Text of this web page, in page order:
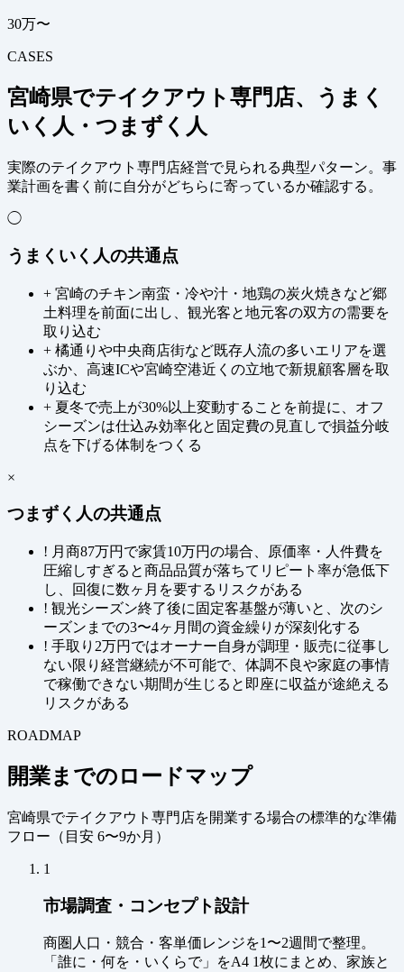
30万〜
CASES
宮崎県でテイクアウト専門店、うまく
いく人・つまずく人
実際のテイクアウト専門店経営で見られる典型パターン。事
業計画を書く前に自分がどちらに寄っているか確認する。
◯
うまくいく人の共通点
+ 宮崎のチキン南蛮・冷や汁・地鶏の炭火焼きなど郷
土料理を前面に出し、観光客と地元客の双方の需要を
取り込む
+ 橘通りや中央商店街など既存人流の多いエリアを選
ぶか、高速ICや宮崎空港近くの立地で新規顧客層を取
り込む
+ 夏冬で売上が30%以上変動することを前提に、オフ
シーズンは仕込み効率化と固定費の見直しで損益分岐
点を下げる体制をつくる
×
つまずく人の共通点
! 月商87万円で家賃10万円の場合、原価率・人件費を
圧縮しすぎると商品品質が落ちてリピート率が急低下
し、回復に数ヶ月を要するリスクがある
! 観光シーズン終了後に固定客基盤が薄いと、次のシ
ーズンまでの3〜4ヶ月間の資金繰りが深刻化する
! 手取り2万円ではオーナー自身が調理・販売に従事し
ない限り経営継続が不可能で、体調不良や家庭の事情
で稼働できない期間が生じると即座に収益が途絶える
リスクがある
ROADMAP
開業までのロードマップ
宮崎県でテイクアウト専門店を開業する場合の標準的な準備
フロー（ 目安 6〜9か月 ）
1
市場調査・コンセプト設計
商圏人口・競合・客単価レンジを1〜2週間で整理。
「誰に・何を・いくらで」をA4 1枚にまとめ、家族と